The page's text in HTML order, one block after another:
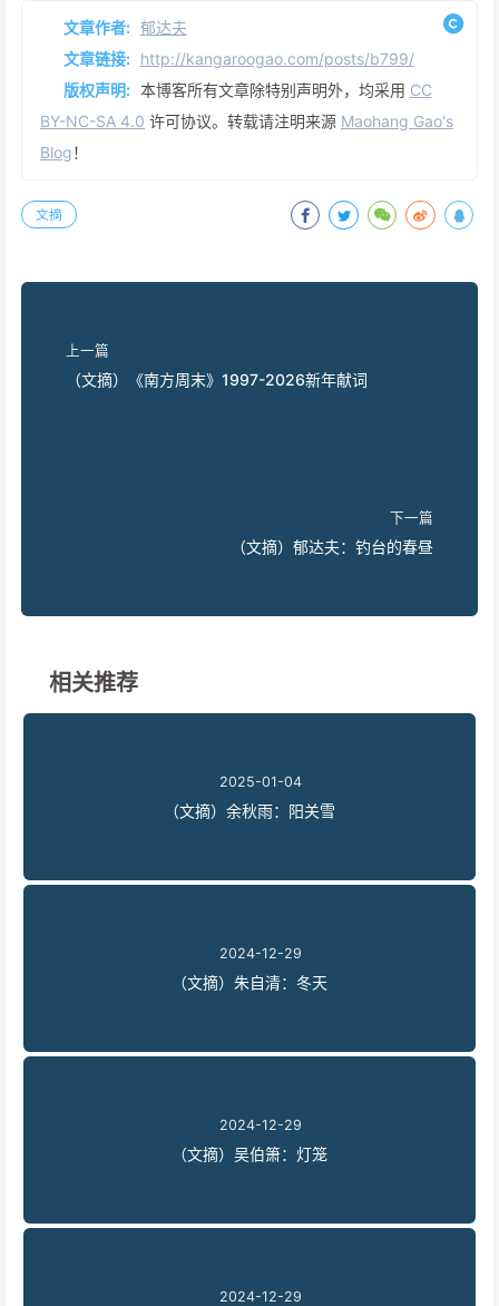
文章作者: 郁达夫
文章链接: http://kangaroogao.com/posts/b799/
版权声明: 本博客所有文章除特别声明外，均采用 CC
BY-NC-SA 4.0 许可协议。转载请注明来源 Maohang Gao's
Blog！
文摘
上一篇
（文摘）《南方周末》1997-2026新年献词
下一篇
（文摘）郁达夫：钓台的春昼
相关推荐
2025-01-04
（文摘）余秋雨：阳关雪
2024-12-29
（文摘）朱自清：冬天
2024-12-29
（文摘）吴伯箫：灯笼
2024-12-29